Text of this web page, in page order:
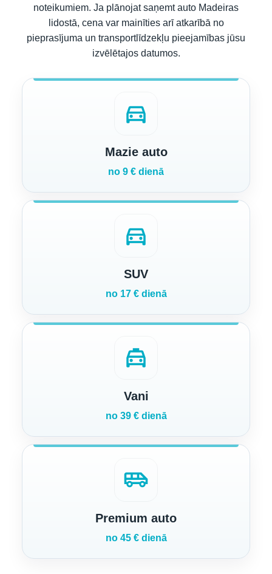
noteikumiem. Ja plānojat saņemt auto Madeiras
lidostā, cena var mainīties arī atkarībā no
pieprasījuma un transportlīdzekļu pieejamības jūsu
izvēlētajos datumos.
directions_car
Mazie auto
no 9 € dienā
directions_car
SUV
no 17 € dienā
local_taxi
Vani
no 39 € dienā
airport_shuttle
Premium auto
no 45 € dienā